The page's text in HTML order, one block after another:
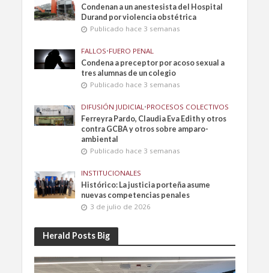
Condenan a un anestesista del Hospital
Durand por violencia obstétrica
Publicado hace 3 semanas
FALLOS•FUERO PENAL
Condena a preceptor por acoso sexual a
tres alumnas de un colegio
Publicado hace 3 semanas
DIFUSIÓN JUDICIAL •PROCESOS COLECTIVOS
Ferreyra Pardo, Claudia Eva Edith y otros
contra GCBA y otros sobre amparo-
ambiental
Publicado hace 3 semanas
INSTITUCIONALES
Histórico: La justicia porteña asume
nuevas competencias penales
3 de julio de 2026
Herald Posts Big